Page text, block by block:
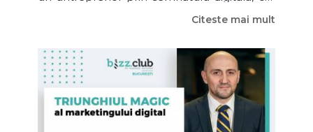
si procesul prin care o poti obtine. Noi am
cea mai mare si productiva comunitate de
business din R
Citeste mai mult